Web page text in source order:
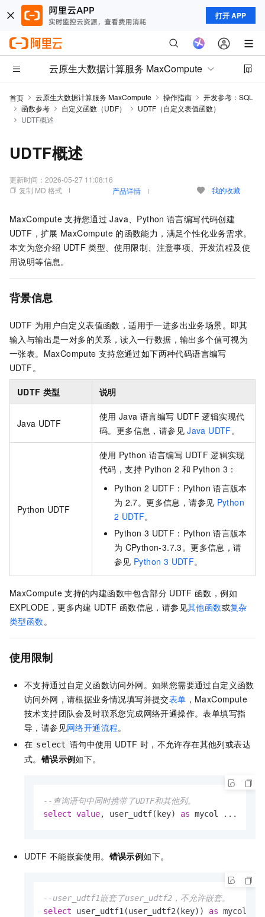
打开 APP
云原生大数据计算服务 MaxCompute
首页 云原生大数据计算服务 MaxCompute 操作指南
开发参考：SQL
函数参考
自定义函数（UDF）
UDTF（自定义表值函数）
UDTF概述
UDTF概述
更新时间： 2026-05-27 11:08:16
复制 MD 格式
产品详情 我的收藏
MaxCompute 支持您通过 Java、Python 语言编写代码创建
UDTF，扩展 MaxCompute 的函数能力，满足个性化业务需求。
本文为您介绍 UDTF 类型、使用限制、注意事项、开发流程及使
用说明等信息。
背景信息
UDTF 为用户自定义表值函数，适用于一进多出业务场景。即其
输入与输出是一对多的关系，读入一行数据，输出多个值可视为
一张表。MaxCompute 支持您通过如下两种代码语言编写
UDTF。
UDTF 类型 说明
Java UDTF
使用 Java 语言编写 UDTF 逻辑实现代
码。更多信息，请参见 Java UDTF。
Python UDTF
使用 Python 语言编写 UDTF 逻辑实现
代码，支持 Python 2 和 Python 3：
Python 2 UDTF：Python 语言版本
为 2.7。更多信息，请参见 Python
2 UDTF。
Python 3 UDTF：Python 语言版本
为 CPython-3.7.3。更多信息，请
参见 Python 3 UDTF。
MaxCompute 支持的内建函数中包含部分 UDTF 函数，例如
EXPLODE，更多内建 UDTF 函数信息，请参见其他函数或复杂
类型函数。
使用限制
不支持通过自定义函数访问外网。如果您需要通过自定义函数
访问外网，请根据业务情况填写并提交表单 ，MaxCompute
技术支持团队会及时联系您完成网络开通操作。表单填写指
导，请参见网络开通流程。
在 select 语句中使用 UDTF 时，不允许存在其他列或表达
式。 错误示例如下。
--查询语句中同时携带了UDTF和其他列。
select value, user_udtf(key) as mycol ...
UDTF 不能嵌套使用。 错误示例如下。
--user_udtf1嵌套了user_udtf2，不允许嵌套。
select user_udtf1(user_udtf2(key)) as mycol...;